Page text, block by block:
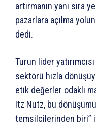
artırmanın yanı sıra
pazarlara açılma
dedi.
Turun lider
sektörü hızla
etik değerler odaklı
Itz Nutz, bu
temsilcilerinden biri”